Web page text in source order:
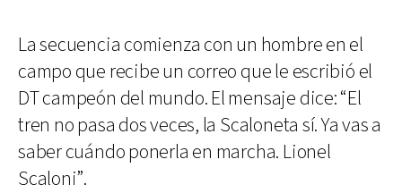
La secuencia comienza con un hombre en el
campo que recibe un correo que le escribió el
DT campeón del mundo. El mensaje dice: “El
tren no pasa dos veces, la Scaloneta sí. Ya vas a
saber cuándo ponerla en marcha. Lionel
Scaloni”.